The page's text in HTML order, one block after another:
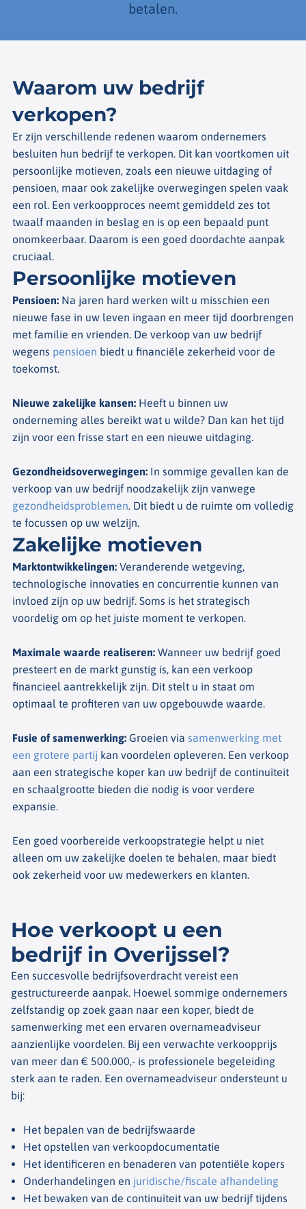
betalen.
Waarom uw bedrijf
verkopen?
Er zijn verschillende redenen waarom ondernemers
besluiten hun bedrijf te verkopen. Dit kan voortkomen uit
persoonlijke motieven, zoals een nieuwe uitdaging of
pensioen, maar ook zakelijke overwegingen spelen vaak
een rol. Een verkoopproces neemt gemiddeld zes tot
twaalf maanden in beslag en is op een bepaald punt
onomkeerbaar. Daarom is een goed doordachte aanpak
cruciaal.
Persoonlijke motieven
Pensioen: Na jaren hard werken wilt u misschien een
nieuwe fase in uw leven ingaan en meer tijd doorbrengen
met familie en vrienden. De verkoop van uw bedrijf
wegens pensioen biedt u financiële zekerheid voor de
toekomst.
Nieuwe zakelijke kansen: Heeft u binnen uw
onderneming alles bereikt wat u wilde? Dan kan het tijd
zijn voor een frisse start en een nieuwe uitdaging.
Gezondheidsoverwegingen: In sommige gevallen kan de
verkoop van uw bedrijf noodzakelijk zijn vanwege
gezondheidsproblemen. Dit biedt u de ruimte om volledig
te focussen op uw welzijn.
Zakelijke motieven
Marktontwikkelingen: Veranderende wetgeving,
technologische innovaties en concurrentie kunnen van
invloed zijn op uw bedrijf. Soms is het strategisch
voordelig om op het juiste moment te verkopen.
Maximale waarde realiseren: Wanneer uw bedrijf goed
presteert en de markt gunstig is, kan een verkoop
financieel aantrekkelijk zijn. Dit stelt u in staat om
optimaal te profiteren van uw opgebouwde waarde.
Fusie of samenwerking: Groeien via samenwerking met
een grotere partij kan voordelen opleveren. Een verkoop
aan een strategische koper kan uw bedrijf de continuïteit
en schaalgrootte bieden die nodig is voor verdere
expansie.
Een goed voorbereide verkoopstrategie helpt u niet
alleen om uw zakelijke doelen te behalen, maar biedt
ook zekerheid voor uw medewerkers en klanten.
Hoe verkoopt u een
bedrijf in Overijssel?
Een succesvolle bedrijfsoverdracht vereist een
gestructureerde aanpak. Hoewel sommige ondernemers
zelfstandig op zoek gaan naar een koper, biedt de
samenwerking met een ervaren overnameadviseur
aanzienlijke voordelen. Bij een verwachte verkoopprijs
van meer dan € 500.000,- is professionele begeleiding
sterk aan te raden. Een overnameadviseur ondersteunt u
bij:
Het bepalen van de bedrijfswaarde
Het opstellen van verkoopdocumentatie
Het identificeren en benaderen van potentiële kopers
Onderhandelingen en juridische/fiscale afhandeling
Het bewaken van de continuïteit van uw bedrijf tijdens